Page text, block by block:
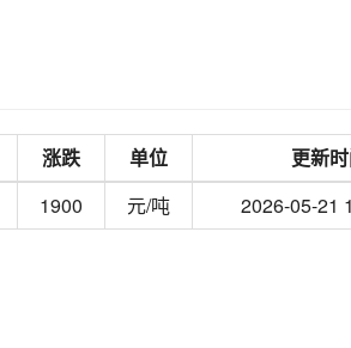
涨跌 单位
更新
1900 元/吨 2026-05-21